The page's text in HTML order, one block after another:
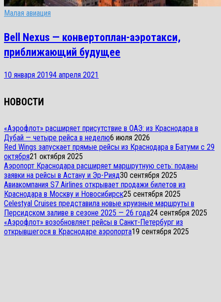
Малая авиация
Bell Nexus — конвертоплан-аэротакси,
приближающий будущее
10 января 20194 апреля 2021
НОВОСТИ
«Аэрофлот» расширяет присутствие в ОАЭ: из Краснодара в
Дубай — четыре рейса в неделю6 июля 2026
Red Wings запускает прямые рейсы из Краснодара в Батуми с 29
октября21 октября 2025
Аэропорт Краснодара расширяет маршрутную сеть: поданы
заявки на рейсы в Астану и Эр-Рияд30 сентября 2025
Авиакомпания S7 Airlines открывает продажи билетов из
Краснодара в Москву и Новосибирск25 сентября 2025
Celestyal Cruises представила новые круизные маршруты в
Персидском заливе в сезоне 2025 — 26 года24 сентября 2025
«Аэрофлот» возобновляет рейсы в Санкт-Петербург из
открывшегося в Краснодаре аэропорта19 сентября 2025